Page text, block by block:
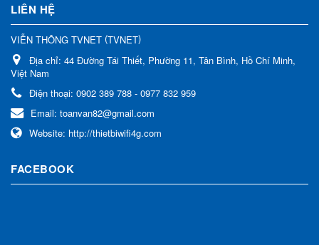
LIÊN HỆ
VIỄN THÔNG TVNET (TVNET)
Địa chỉ: 44 Đường Tái Thiết, Phường 11, Tân Bình, Hồ Chí Minh,
Việt Nam
Điện thoại: 0902 389 788 - 0977 832 959
Email: toanvan82@gmail.com
Website: http://thietbiwifi4g.com
FACEBOOK